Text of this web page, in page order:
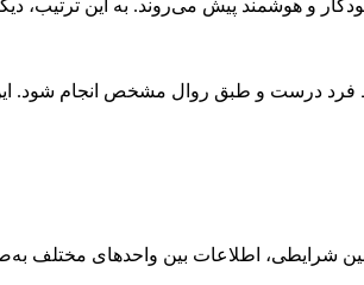
و هوشمند پیش می‌روند. به این ترتیب،
فرد درست و طبق روال مشخص انجام شود.
چنین شرایطی، اطلاعات بین واحدهای مختلف